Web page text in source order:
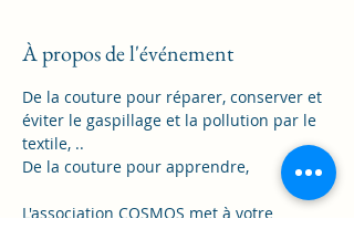
À propos de l'événement
De la couture pour réparer, conserver et
éviter le gaspillage et la pollution par le
textile, ..
De la couture pour apprendre,
L'association COSMOS met à votre